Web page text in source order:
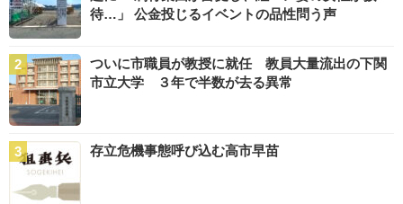
待…」 公金投じるイベントの品性問う声
ついに市職員が教授に就任 教員大量流出の下関
市立大学 ３年で半数が去る異常
存立危機事態呼び込む高市早苗